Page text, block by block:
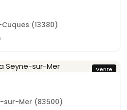
(13380)
Vente
sur-Mer (83500)